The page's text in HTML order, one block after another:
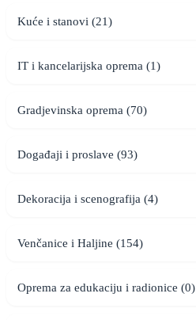
Kuće i stanovi (21)
IT i kancelarijska oprema (1)
Gradjevinska oprema (70)
Događaji i proslave (93)
Dekoracija i scenografija (4)
Venčanice i Haljine (154)
Oprema za edukaciju i radionice (0)